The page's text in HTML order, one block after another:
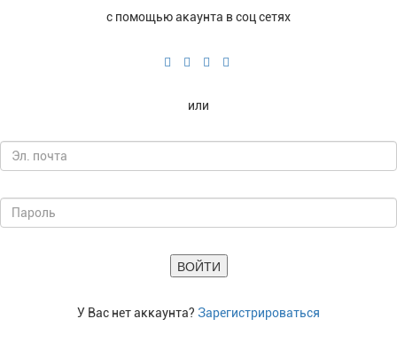
с помощью акаунта в соц сетях
или
У Вас нет аккаунта? Зарегистрироваться